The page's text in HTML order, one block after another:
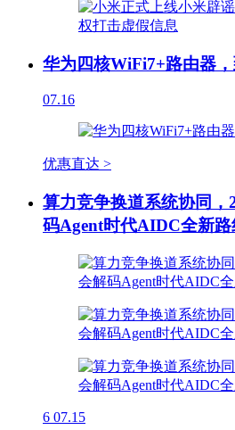
华为四核WiFi7+路由器，
07.16
优惠直达 >
算力竞争换道系统协同，
码Agent时代AIDC全新路
6 07.15